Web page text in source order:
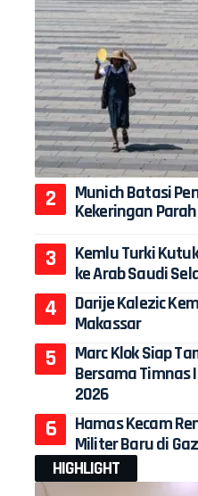
Munich Batasi
Kekeringan Parah
Kemlu Turki
ke Arab Saudi
Darije Kalezic
Makassar
Marc Klok Siap
Bersama Timnas
2026
Hamas Kecam
Militer Baru di
HIGHLIGHT